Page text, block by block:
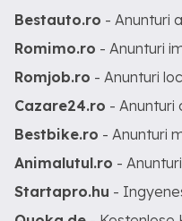
Bestauto.ro - Anunturi
Romimo.ro - Anunturi
Romjob.ro - Anunturi
Cazare24.ro - Anunturi
Bestbike.ro - Anunturi
Animalutul.ro -
Startapro.hu -